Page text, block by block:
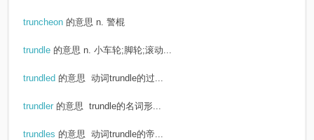
truncheon 的意思 n. 警棍
trundle 的意思 n. 小车轮;脚轮;滚动...
trundled 的意思 动词trundle的过...
trundler 的意思 trundle的名词形...
trundles 的意思 动词trundle的帝...